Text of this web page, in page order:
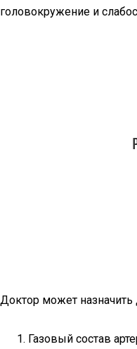
головокружение и
Доктор может
Газовый состав